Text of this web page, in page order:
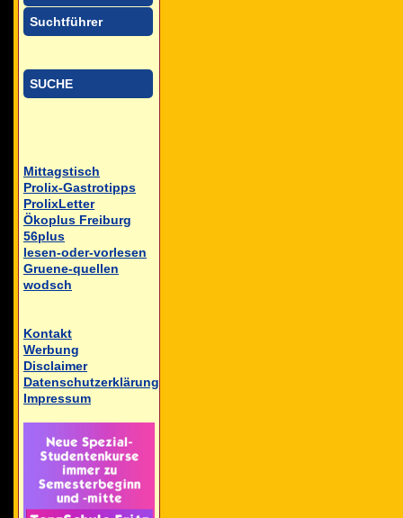
Suchtführer
SUCHE
Mittagstisch
Prolix-Gastrotipps
ProlixLetter
Ökoplus Freiburg
56plus
lesen-oder-vorlesen
Gruene-quellen
wodsch
Kontakt
Werbung
Disclaimer
Datenschutzerklärung
Impressum